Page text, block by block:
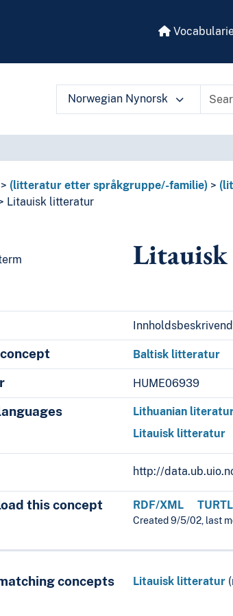
Norwegian Nynorsk
by a criterion
(litteratur etter språkgruppe/-familie)
Litauisk litteratur
Baltisk litteratur
HUME06939
Lithuanian
Litauisk litteratur
http://
this concept RDF/XML
Created 9/5/02, last
concepts Litauisk litteratur